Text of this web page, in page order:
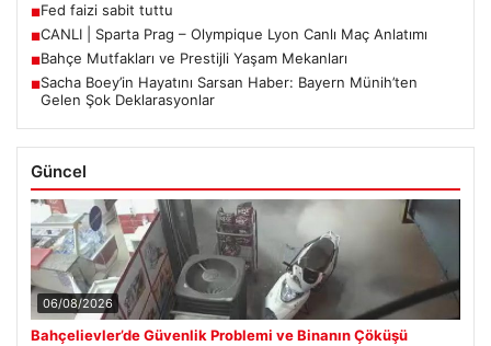
■Fed faizi sabit tuttu
■CANLI | Sparta Prag – Olympique Lyon Canlı Maç Anlatımı
■Bahçe Mutfakları ve Prestijli Yaşam Mekanları
■Sacha Boey’in Hayatını Sarsan Haber: Bayern Münih’ten
Gelen Şok Deklarasyonlar
Güncel
06/08/2026
Bahçelievler’de Güvenlik Problemi ve Binanın Çöküşü